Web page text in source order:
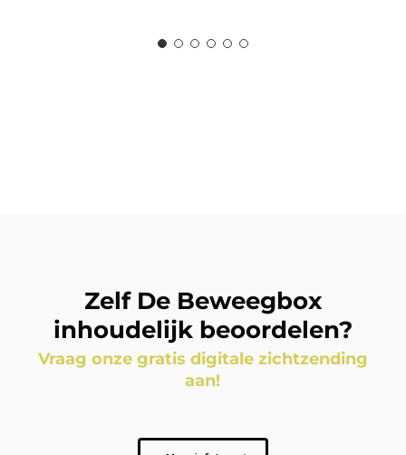
Zelf De Beweegbox
inhoudelijk beoordelen?
Vraag onze gratis digitale zichtzending
aan!